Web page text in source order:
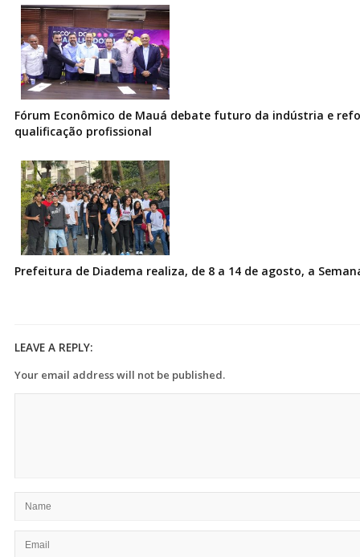
Fórum Econômico de Mauá debate futuro da indústria e
qualificação profissional
Prefeitura de Diadema realiza, de 8 a 14 de agosto, a
LEAVE A REPLY:
Your email address will not be published.